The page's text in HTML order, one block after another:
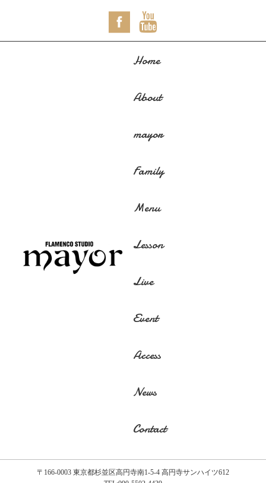
Home
About
mayor
Family
Menu
Lesson
Live
Event
Access
News
Contact
〒166-0003 東京都杉並区高円寺南1-5-4 高円寺サンハイツ612